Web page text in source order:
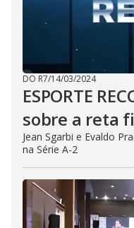
DO R7/14/03/2024
ESPORTE
sobre a reta
Jean Sgarbi e Evaldo
na Série A-2